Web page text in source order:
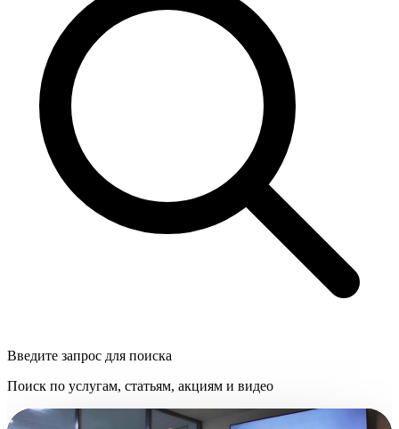
Введите запрос для поиска
Поиск по услугам, статьям, акциям и видео